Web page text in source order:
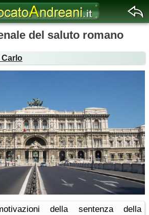
del saluto romano
Carlo
della sentenza della